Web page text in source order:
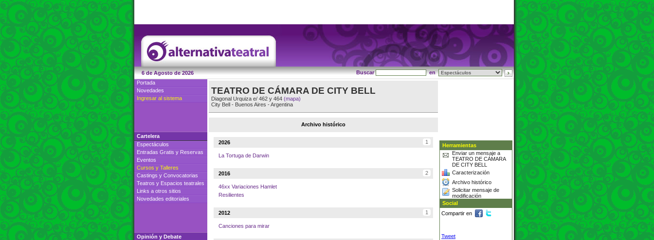
6 de Agosto de 2026 Buscar
en
Portada
Novedades
Ingresar al sistema
Cartelera
Espectáculos
Entradas Gratis y Reservas
Eventos
Cursos y Talleres
Castings y Convocatorias
Teatros y Espacios teatrales
Links a otros sitios
Novedades editoriales
Opinión y Debate
TEATRO DE CÁMARA DE CITY BELL
Diagonal Urquiza e/ 462 y 464 (mapa)
City Bell - Buenos Aires -Argentina
Archivo histórico
2026 1
La Tortuga de Darwin
2016 2
46xx Variaciones Hamlet
Resilientes
2012 1
Canciones para mirar
Herramientas
Enviar un mensaje a
TEATRO DE CÁMARA
DE CITY BELL
Caracterización
Archivo histórico
Solicitar mensaje de
modificación
Social
Compartir en
Tweet